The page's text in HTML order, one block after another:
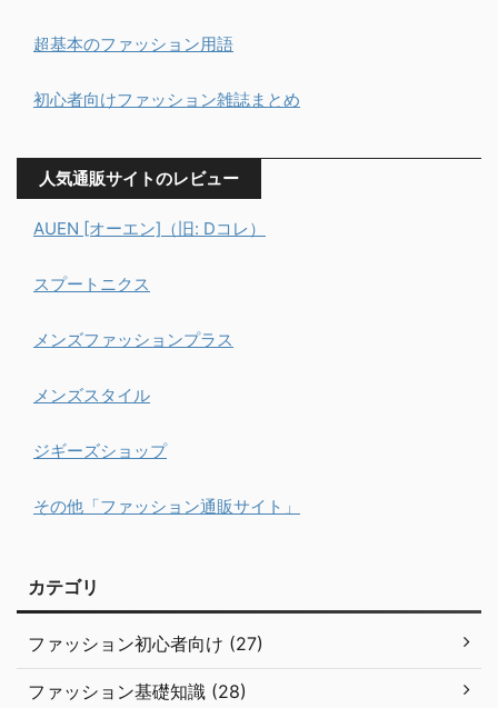
超基本のファッション用語
初心者向けファッション雑誌まとめ
人気通販サイトのレビュー
AUEN [オーエン]（旧: Dコレ）
スプートニクス
メンズファッションプラス
メンズスタイル
ジギーズショップ
その他「ファッション通販サイト」
カテゴリ
ファッション初心者向け (27)
ファッション基礎知識 (28)